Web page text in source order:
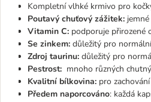
Kompletní vlhké krmivo pro
Poutavý chuťový zážitek:
Vitamin C: podporuje přirozené
Se zinkem: důležitý pro
Zdroj taurinu: důležitý pro
Pestrost: mnoho různých
Kvalitní bílkovina: pro
Předem naporcováno: každá